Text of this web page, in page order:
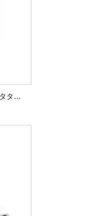
TYPE-C16PIN USBコネクタ USBコネクタタイプ